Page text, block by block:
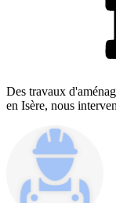
Des travaux
en Isère, nous